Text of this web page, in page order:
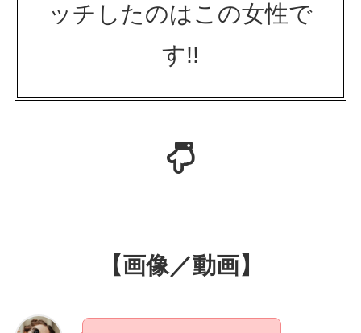
ッチしたのはこの女性で
す!!
【画像／動画】